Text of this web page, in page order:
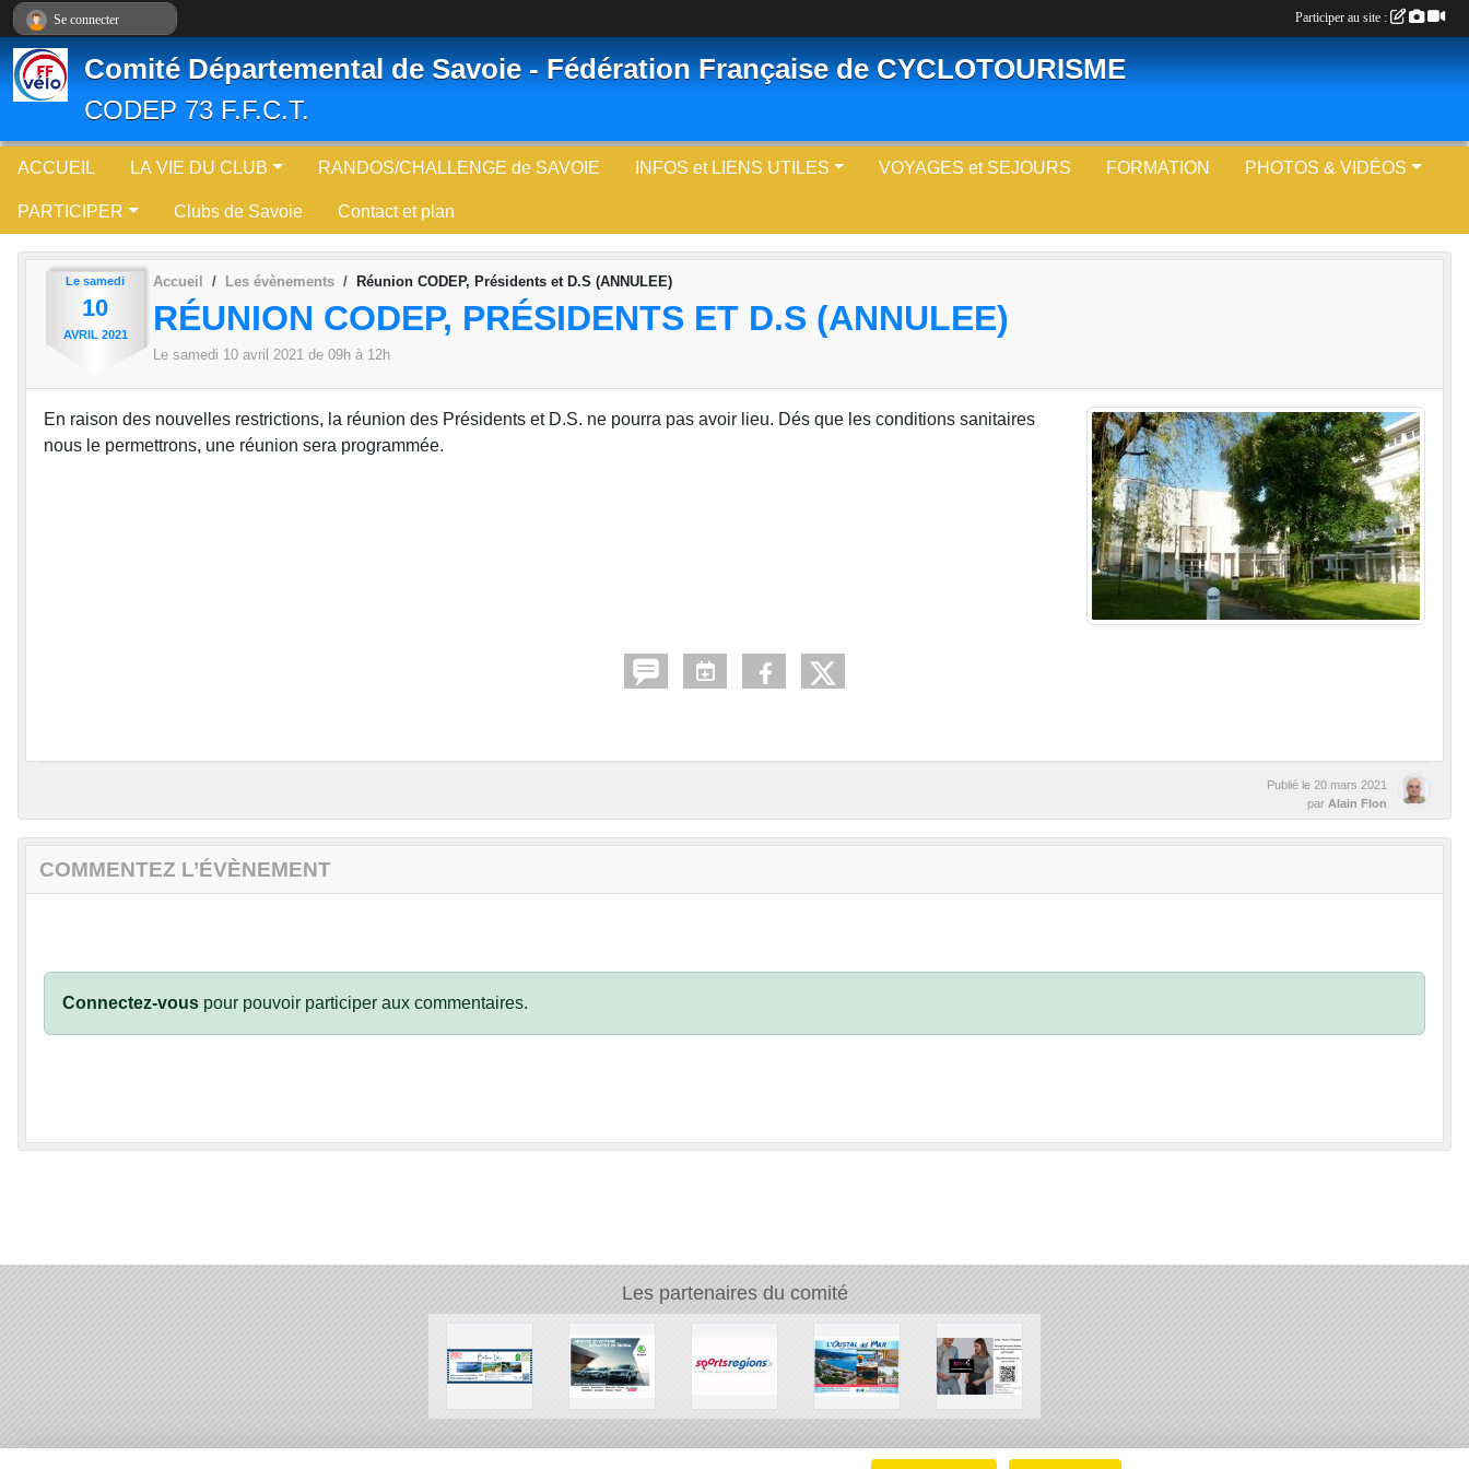
Comité Départemental de Savoie - Fédération Française de CYCLOTOURISME
CODEP 73 F.F.C.T.
ACCUEIL LA VIE DU CLUB RANDOS/CHALLENGE de SAVOIE INFOS et LIENS UTILES VOYAGES et SEJOURS FORMATION PHOTOS & VIDÉOS
PARTICIPER Clubs de Savoie Contact et plan
Le samedi
10
AVRIL 2021
Accueil Les évènements Réunion CODEP, Présidents et D.S (ANNULEE)
RÉUNION CODEP, PRÉSIDENTS ET D.S (ANNULEE)
Le samedi 10 avril 2021 de 09h à 12h
En raison des nouvelles restrictions, la réunion des Présidents et D.S. ne pourra pas avoir lieu. Dés que les conditions sanitaires
nous le permettrons, une réunion sera programmée.
Publié le 20 mars 2021
par Alain Flon
COMMENTEZ L’ÉVÈNEMENT
Connectez-vous pour pouvoir participer aux commentaires.
Les partenaires du comité
Se connecter Participer au site :
Panneau de gestion des cookies